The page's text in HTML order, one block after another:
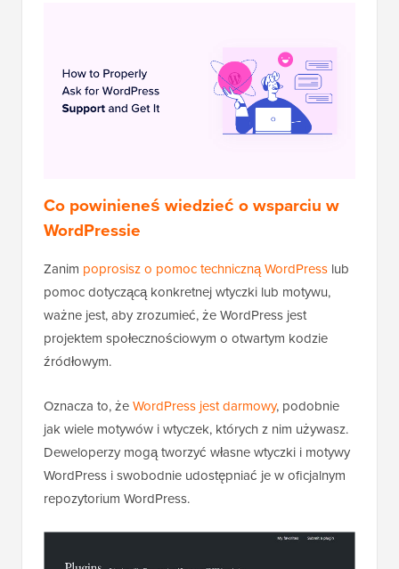
Co powinieneś wiedzieć o wsparciu w
WordPressie
Zanim poprosisz o pomoc techniczną WordPress lub
pomoc dotyczącą konkretnej wtyczki lub motywu,
ważne jest, aby zrozumieć, że WordPress jest
projektem społecznościowym o otwartym kodzie
źródłowym.
Oznacza to, żeWordPress jest darmowy, podobnie
jak wiele motywów i wtyczek, których z nim używasz.
Deweloperzy mogą tworzyć własne wtyczki i motywy
WordPress i swobodnie udostępniać je w oficjalnym
repozytorium WordPress.